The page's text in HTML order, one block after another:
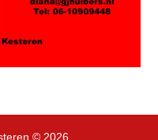
© 2026